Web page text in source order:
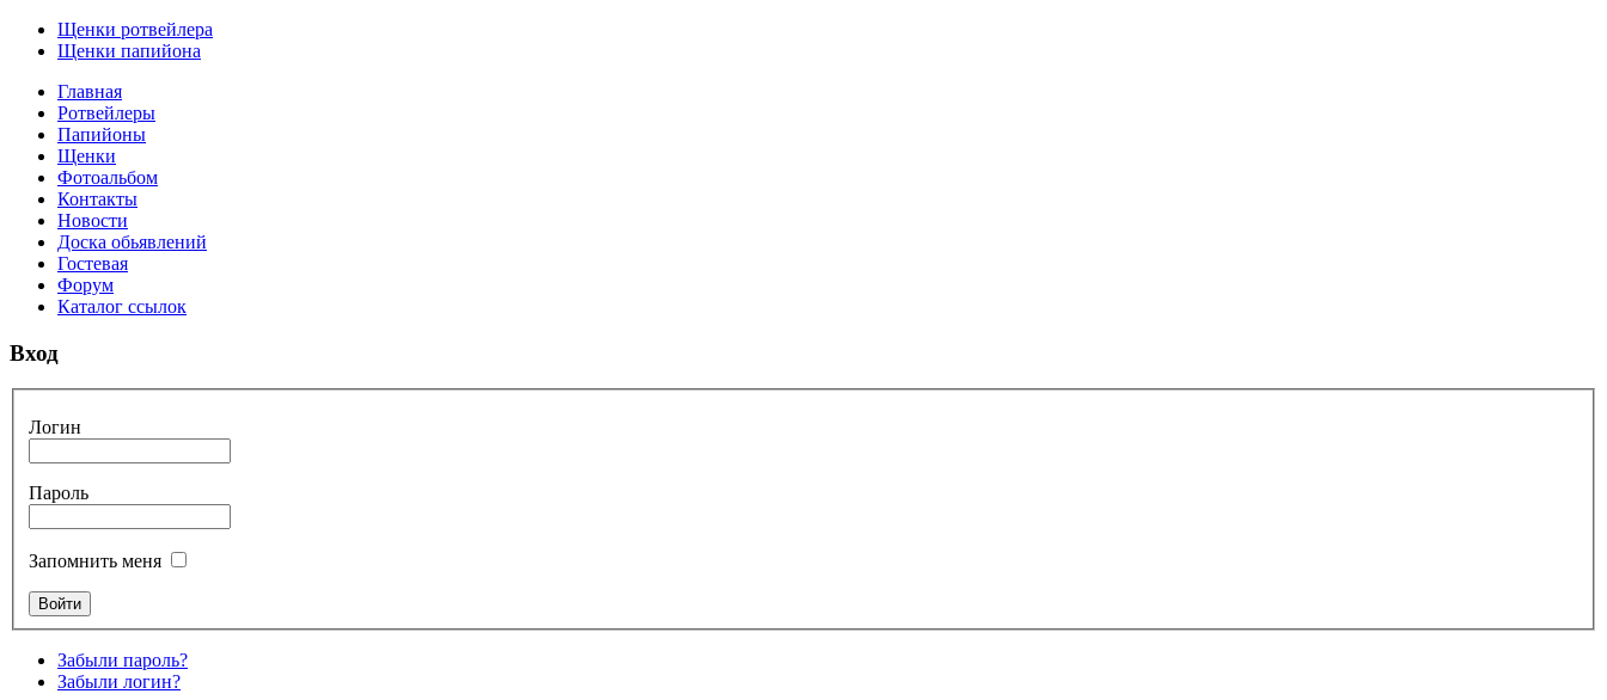
Щенки ротвейлера
Щенки папийона
Главная
Ротвейлеры
Папийоны
Щенки
Фотоальбом
Контакты
Новости
Доска обьявлений
Гостевая
Форум
Каталог ссылок
Вход
Логин
Пароль
Запомнить меня
Забыли пароль?
Забыли логин?